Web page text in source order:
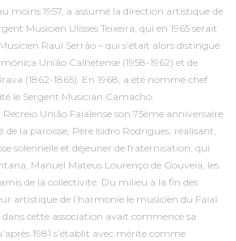
moins 1957, a assumé la direction artistique de
Musicien Ulisses Teixeira, qui en 1965 serait
Raul Serrão – qui s’était alors distingué
União Calhetense (1958-1962) et de
(1862-1865). En 1968, a été nommé chef
le Sergent Musician Camacho.
União Faialense son 75ème anniversaire
de la paroisse, Père Isidro Rodrigues, réalisant,
solennelle et déjeuner de fraternisation, qui
Manuel Mateus Lourenço de Gouveia, les
de la collectivité. Du milieu à la fin des
artistique de l’harmonie le musicien du Faial
dans cette association avait commencé sa
1981 s’établit avec mérite comme